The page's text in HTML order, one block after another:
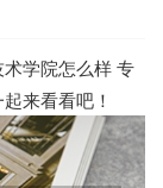
学院怎么样 专
来看看吧！